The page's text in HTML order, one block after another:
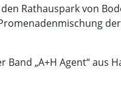
Rathauspark von
„A+H Agent“ aus